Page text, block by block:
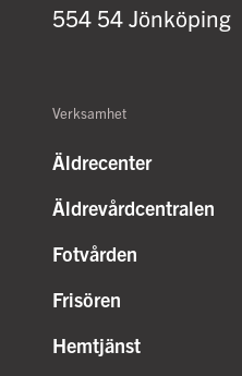
554 54 Jönköping
Verksamhet
Äldrecenter
Äldrevårdcentralen
Fotvården
Frisören
Hemtjänst